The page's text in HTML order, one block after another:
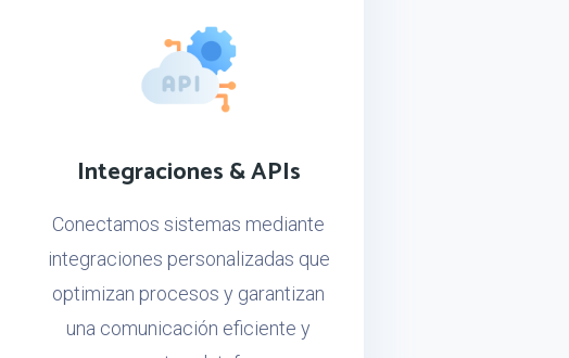
Integraciones & APIs
Conectamos sistemas mediante
integraciones personalizadas que
optimizan procesos y garantizan
una comunicación eficiente y